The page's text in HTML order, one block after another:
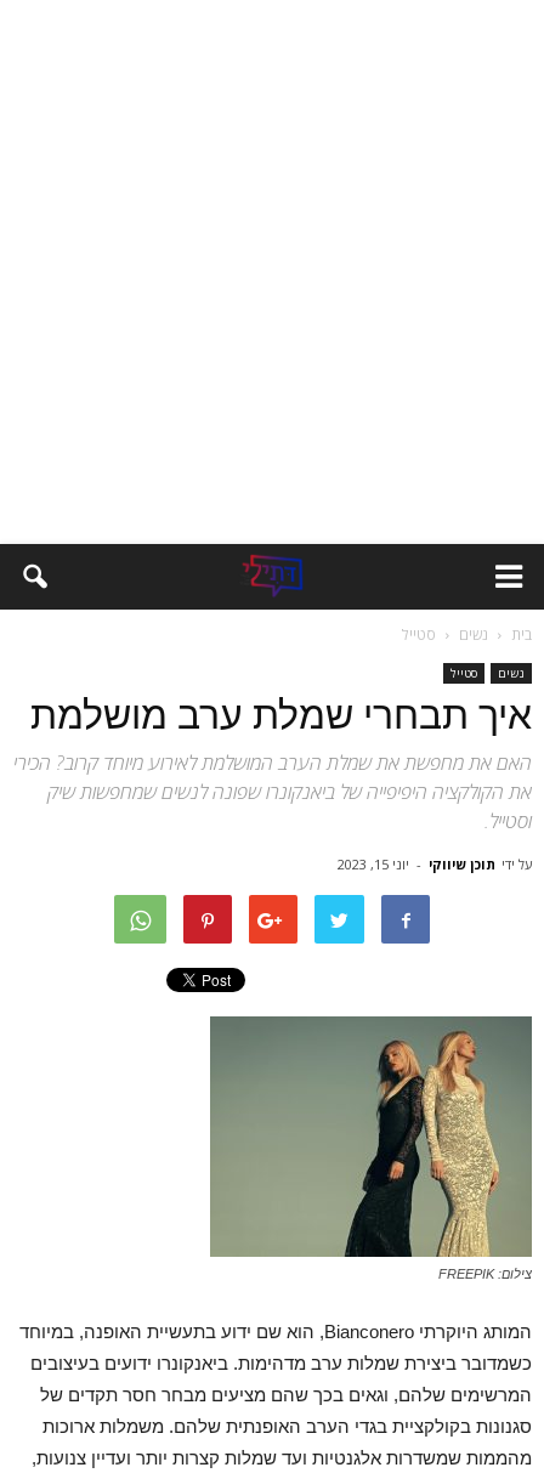
בית נשים סטייל
נשים סטייל
איך תבחרי שמלת ערב מושלמת
האם את מחפשת את שמלת הערב המושלמת לאירוע מיוחד קרוב? הכירי
את הקולקציה היפיפייה של ביאנקונרו שפונה לנשים שמחפשות שיק
וסטייל.
על ידי תוכן שיווקי - יוני 15, 2023
צילום: FREEPIK
המותג היוקרתי Bianconero, הוא שם ידוע בתעשיית האופנה, במיוחד
כשמדובר ביצירת שמלות ערב מדהימות. ביאנקונרו ידועים בעיצובים
המרשימים שלהם, וגאים בכך שהם מציעים מבחר חסר תקדים של
סגנונות בקולקציית בגדי הערב האופנתית שלהם. משמלות ארוכות
מהממות שמשדרות אלגנטיות ועד שמלות קצרות יותר ועדיין צנועות,